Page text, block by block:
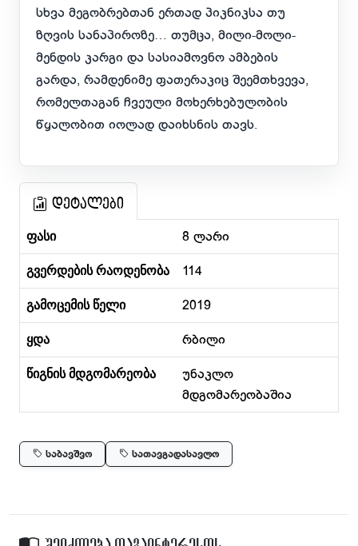
სხვა მეგობრებთან ერთად პიკნიკსა თუ
ზღვის სანაპიროზე… თუმცა, მილი-მოლი-
მენდის კარგი და სასიამოვნო ამბების
გარდა, რამდენიმე ფათერაკიც შეემთხვევა,
რომელთაგან ჩვეული მოხერხებულობის
წყალობით იოლად დაიხსნის თავს.
დეტალები
ფასი 8 ლარი
გვერდების რაოდენობა 114
გამოცემის წელი 2019
ყდა რბილი
წიგნის მდგომარეობა
უნაკლო
მდგომარეობაშია
საბავშვო სათავგადასავლო